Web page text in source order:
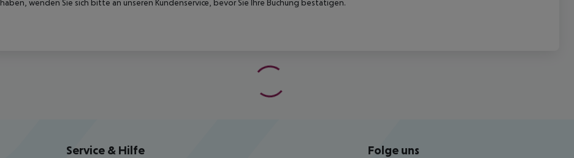
haben, wenden Sie sich bitte an unseren Kundenservice, bevor Sie Ihre Buchung bestätigen.
Service & Hilfe Folge uns